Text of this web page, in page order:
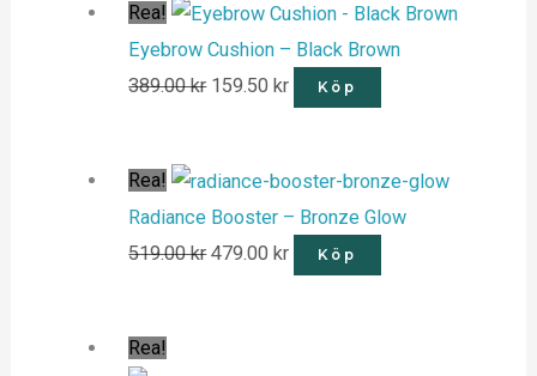
Rea!
Eyebrow Cushion – Black Brown
389.00kr 159.50kr Köp
Rea!
Radiance Booster – Bronze Glow
519.00kr 479.00kr Köp
Rea!